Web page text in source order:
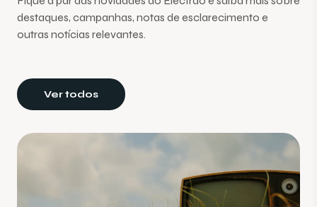
destaques, campanhas, notas de esclarecimento e
outras notícias relevantes.
Ver todos